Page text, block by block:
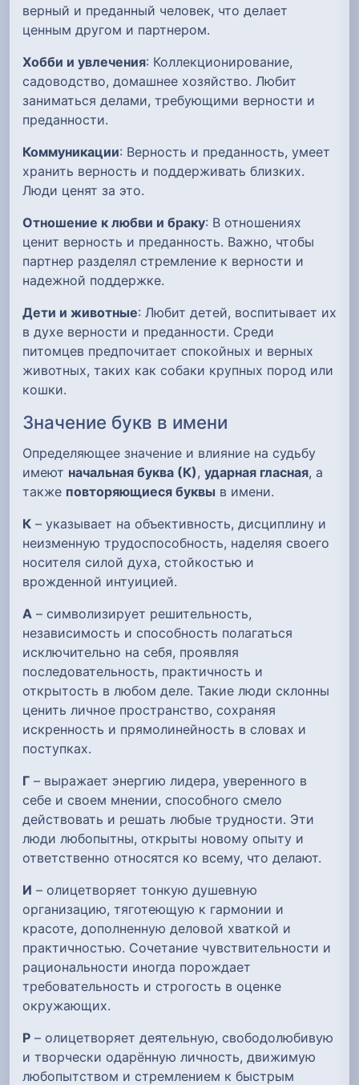
верный и преданный человек, что делает
ценным другом и партнером.
Хобби и увлечения: Коллекционирование,
садоводство, домашнее хозяйство. Любит
заниматься делами, требующими верности и
преданности.
Коммуникации: Верность и преданность, умеет
хранить верность и поддерживать близких.
Люди ценят за это.
Отношение к любви и браку: В отношениях
ценит верность и преданность. Важно, чтобы
партнер разделял стремление к верности и
надежной поддержке.
Дети и животные: Любит детей, воспитывает их
в духе верности и преданности. Среди
питомцев предпочитает спокойных и верных
животных, таких как собаки крупных пород или
кошки.
Значение букв в имени
Определяющее значение и влияние на судьбу
имеют начальная буква (К), ударная гласная, а
также повторяющиеся буквы в имени.
К – указывает на объективность, дисциплину и
неизменную трудоспособность, наделяя своего
носителя силой духа, стойкостью и
врожденной интуицией.
А – символизирует решительность,
независимость и способность полагаться
исключительно на себя, проявляя
последовательность, практичность и
открытость в любом деле. Такие люди склонны
ценить личное пространство, сохраняя
искренность и прямолинейность в словах и
поступках.
Г – выражает энергию лидера, уверенного в
себе и своем мнении, способного смело
действовать и решать любые трудности. Эти
люди любопытны, открыты новому опыту и
ответственно относятся ко всему, что делают.
И – олицетворяет тонкую душевную
организацию, тяготеющую к гармонии и
красоте, дополненную деловой хваткой и
практичностью. Сочетание чувствительности и
рациональности иногда порождает
требовательность и строгость в оценке
окружающих.
Р – олицетворяет деятельную, свободолюбивую
и творчески одарённую личность, движимую
любопытством и стремлением к быстрым